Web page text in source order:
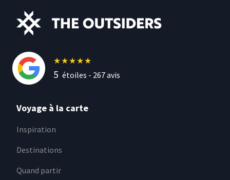
★★★★★
5 étoiles - 267avis
Voyage à la carte
Inspiration
Destinations
Quand partir